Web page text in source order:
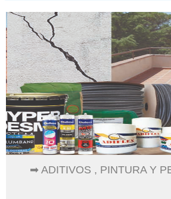
➡ ADITIVOS , PINTURA Y